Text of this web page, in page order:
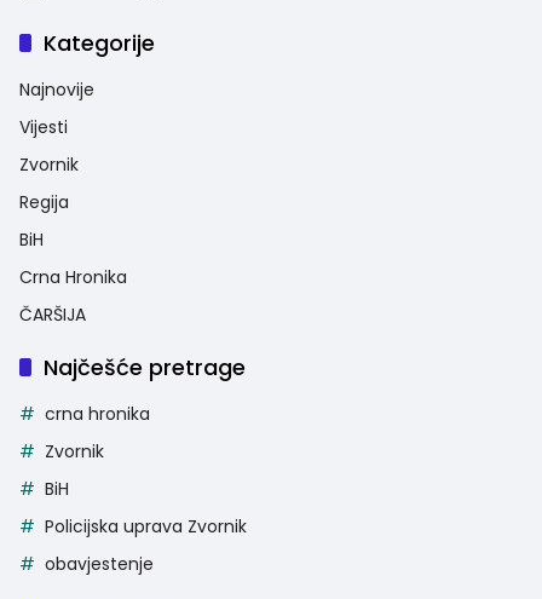
Kategorije
Najnovije
Vijesti
Zvornik
Regija
BiH
Crna Hronika
ČARŠIJA
Najčešće pretrage
crna hronika
Zvornik
BiH
Policijska uprava Zvornik
obavjestenje